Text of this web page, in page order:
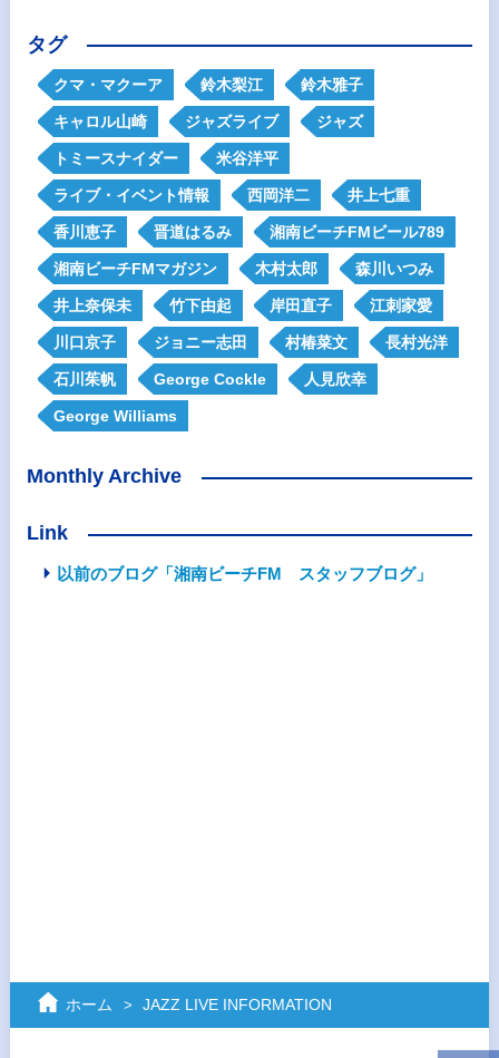
タグ
クマ・マクーア 鈴木梨江 鈴木雅子
キャロル山崎 ジャズライブ ジャズ
トミースナイダー 米谷洋平
ライブ・イベント情報 西岡洋二 井上七重
香川恵子 晋道はるみ 湘南ビーチFMビール789
湘南ビーチFMマガジン 木村太郎 森川いつみ
井上奈保未 竹下由起 岸田直子 江刺家愛
川口京子 ジョニー志田 村椿菜文 長村光洋
石川茱帆 George Cockle 人見欣幸
George Williams
Monthly Archive
Link
以前のブログ「湘南ビーチFM スタッフブログ」
ホーム JAZZ LIVE INFORMATION